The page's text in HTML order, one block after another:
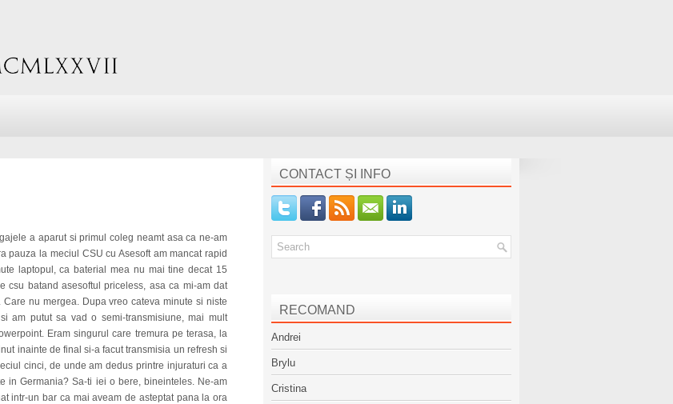
a aparut si primul coleg neamt asa ca ne-am
la meciul CSU cu Asesoft am mancat rapid
laptopul, ca baterial mea nu mai tine decat 15
batand asesoftul priceless, asa ca mi-am dat
nu mergea. Dupa vreo cateva minute si niste
am putut sa vad o semi-transmisiune, mai mult
Eram singurul care tremura pe terasa, la
inainte de final si-a facut transmisia un refresh si
cinci, de unde am dedus printre injuraturi ca a
in Germania? Sa-ti iei o bere, bineinteles. Ne-am
intr-un bar ca mai aveam de asteptat pana la ora
CONTACT ȘI INFO
RECOMAND
Andrei
Brylu
Cristina